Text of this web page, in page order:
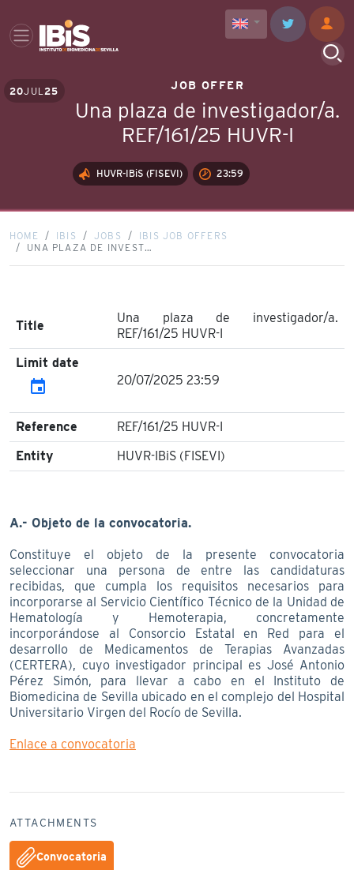
20JUL 25 JOB OFFER
Una plaza de investigador/a.
REF/161/25 HUVR-I
HUVR-IBiS (FISEVI) 23:59
HOME IBIS JOBS
IBIS JOB OFFERS
UNA PLAZA DE INVEST…
Title
Una plaza de investigador/a.
REF/161/25 HUVR-I
Limit date
event 20/07/2025 23:59
Reference
REF/161/25 HUVR-I
Entity
HUVR-IBiS (FISEVI)
A.- Objeto de la convocatoria.
Constituye el objeto de la presente convocatoria
seleccionar una persona de entre las candidaturas
recibidas, que cumpla los requisitos necesarios para
incorporarse al Servicio Científico Técnico de la Unidad de
Hematología y Hemoterapia, concretamente
incorporándose al Consorcio Estatal en Red para el
desarrollo de Medicamentos de Terapias Avanzadas
(CERTERA), cuyo investigador principal es José Antonio
Pérez Simón, para llevar a cabo en el Instituto de
Biomedicina de Sevilla ubicado en el complejo del Hospital
Universitario Virgen del Rocío de Sevilla.
Enlace a convocatoria
ATTACHMENTS
Convocatoria